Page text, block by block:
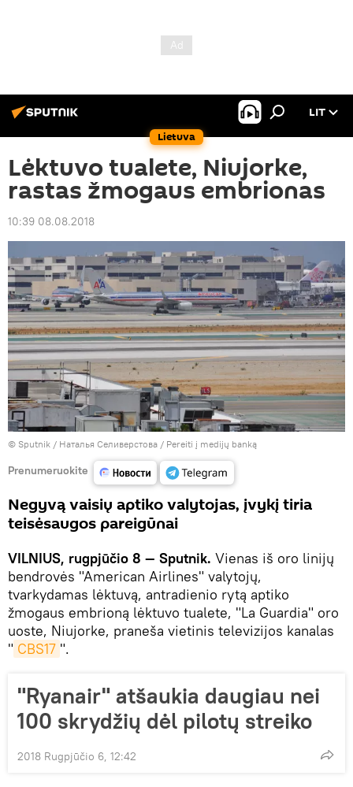
Lietuva
LIT
Lėktuvo tualete, Niujorke,
rastas žmogaus embrionas
10:39 08.08.2018
© Sputnik / Наталья Селиверстова / Pereiti į medijų banką
Prenumeruokite
Negyvą vaisių aptiko valytojas, įvykį tiria
teisėsaugos pareigūnai
VILNIUS, rugpjūčio 8 — Sputnik. Vienas iš oro linijų
bendrovės "American Airlines" valytojų,
tvarkydamas lėktuvą, antradienio rytą aptiko
žmogaus embrioną lėktuvo tualete, "La Guardia" oro
uoste, Niujorke, praneša vietinis televizijos kanalas
" CBS17 ".
"Ryanair" atšaukia daugiau nei
100 skrydžių dėl pilotų streiko
2018 Rugpjūčio 6, 12:42